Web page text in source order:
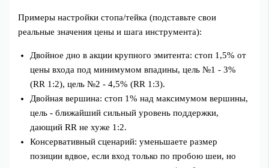
Примеры настройки стопа/тейка (подставьте свои
реальные значения цены и шага инструмента):
Двойное дно в акции крупного эмитента: стоп 1,5% от
цены входа под минимумом впадины, цель №1 - 3%
(RR 1:2), цель №2 - 4,5% (RR 1:3).
Двойная вершина: стоп 1% над максимумом вершины,
цель - ближайший сильный уровень поддержки,
дающий RR не хуже 1:2.
Консервативный сценарий: уменьшаете размер
позиции вдвое, если вход только по пробою шеи, но